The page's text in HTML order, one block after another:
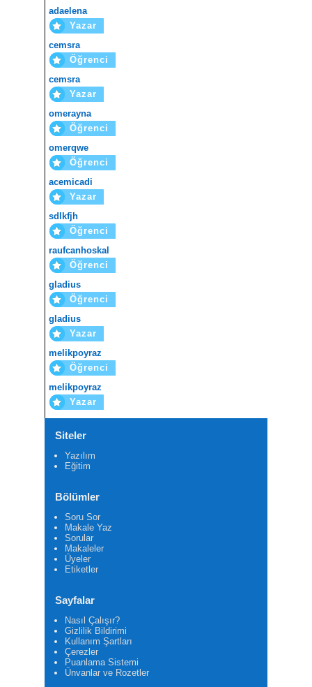
adaelena
Yazar
cemsra
Öğrenci
cemsra
Yazar
omerayna
Öğrenci
omerqwe
Öğrenci
acemicadi
Yazar
sdlkfjh
Öğrenci
raufcanhoskal
Öğrenci
gladius
Öğrenci
gladius
Yazar
melikpoyraz
Öğrenci
melikpoyraz
Yazar
Siteler
Yazılım
Eğitim
Bölümler
Soru Sor
Makale Yaz
Sorular
Makaleler
Üyeler
Etiketler
Sayfalar
Nasıl Çalışır?
Gizlilik Bildirimi
Kullanım Şartları
Çerezler
Puanlama Sistemi
Ünvanlar ve Rozetler